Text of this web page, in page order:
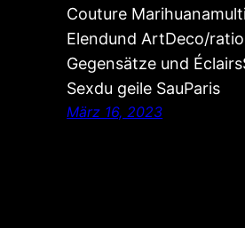
Couture
Elendund ArtDeco/
Gegensätze und
Sexdu geile SauParis
März 16, 2023